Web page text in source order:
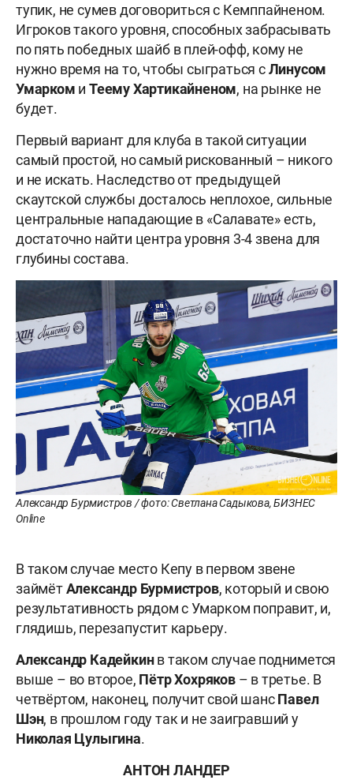
тупик, не сумев договориться с Кемппайненом.
Игроков такого уровня, способных забрасывать
по пять победных шайб в плей-офф, кому не
нужно время на то, чтобы сыграться сЛинусом
Умарком иТеему Хартикайненом, на рынке не
будет.
Первый вариант для клуба в такой ситуации
самый простой, но самый рискованный – никого
и не искать. Наследство от предыдущей
скаутской службы досталось неплохое, сильные
центральные нападающие в «Салавате» есть,
достаточно найти центра уровня 3-4 звена для
глубины состава.
Александр Бурмистров / фото: Светлана Садыкова, БИЗНЕС
Online
В таком случае место Кепу в первом звене
займётАлександр Бурмистров, который и свою
результативность рядом с Умарком поправит, и,
глядишь, перезапустит карьеру.
Александр Кадейкинв таком случае поднимется
выше – во второе, Пётр Хохряков– в третье. В
четвёртом, наконец, получит свой шансПавел
Шэн, в прошлом году так и не заигравший у
Николая Цулыгина.
АНТОН ЛАНДЕР